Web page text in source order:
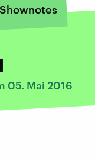
Shownotes
05. Mai 2016